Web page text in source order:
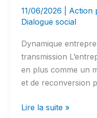
11/06/2026 Action
Dialogue social
Dynamique
transmission
en plus comme un
et de reconversion
Dialogue
Lire la suite »